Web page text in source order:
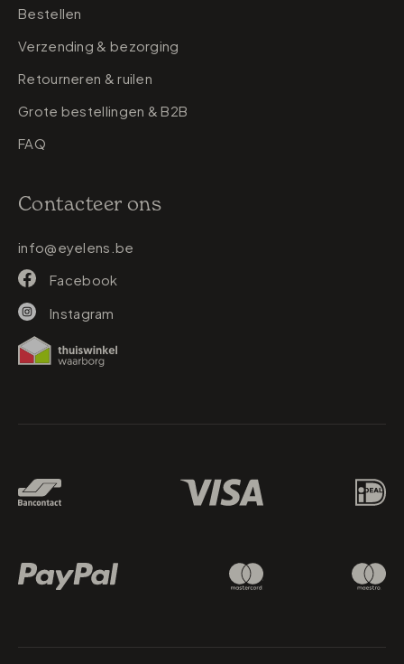
Bestellen
Verzending & bezorging
Retourneren & ruilen
Grote bestellingen & B2B
FAQ
Contacteer ons
info@eyelens.be
Facebook
Instagram